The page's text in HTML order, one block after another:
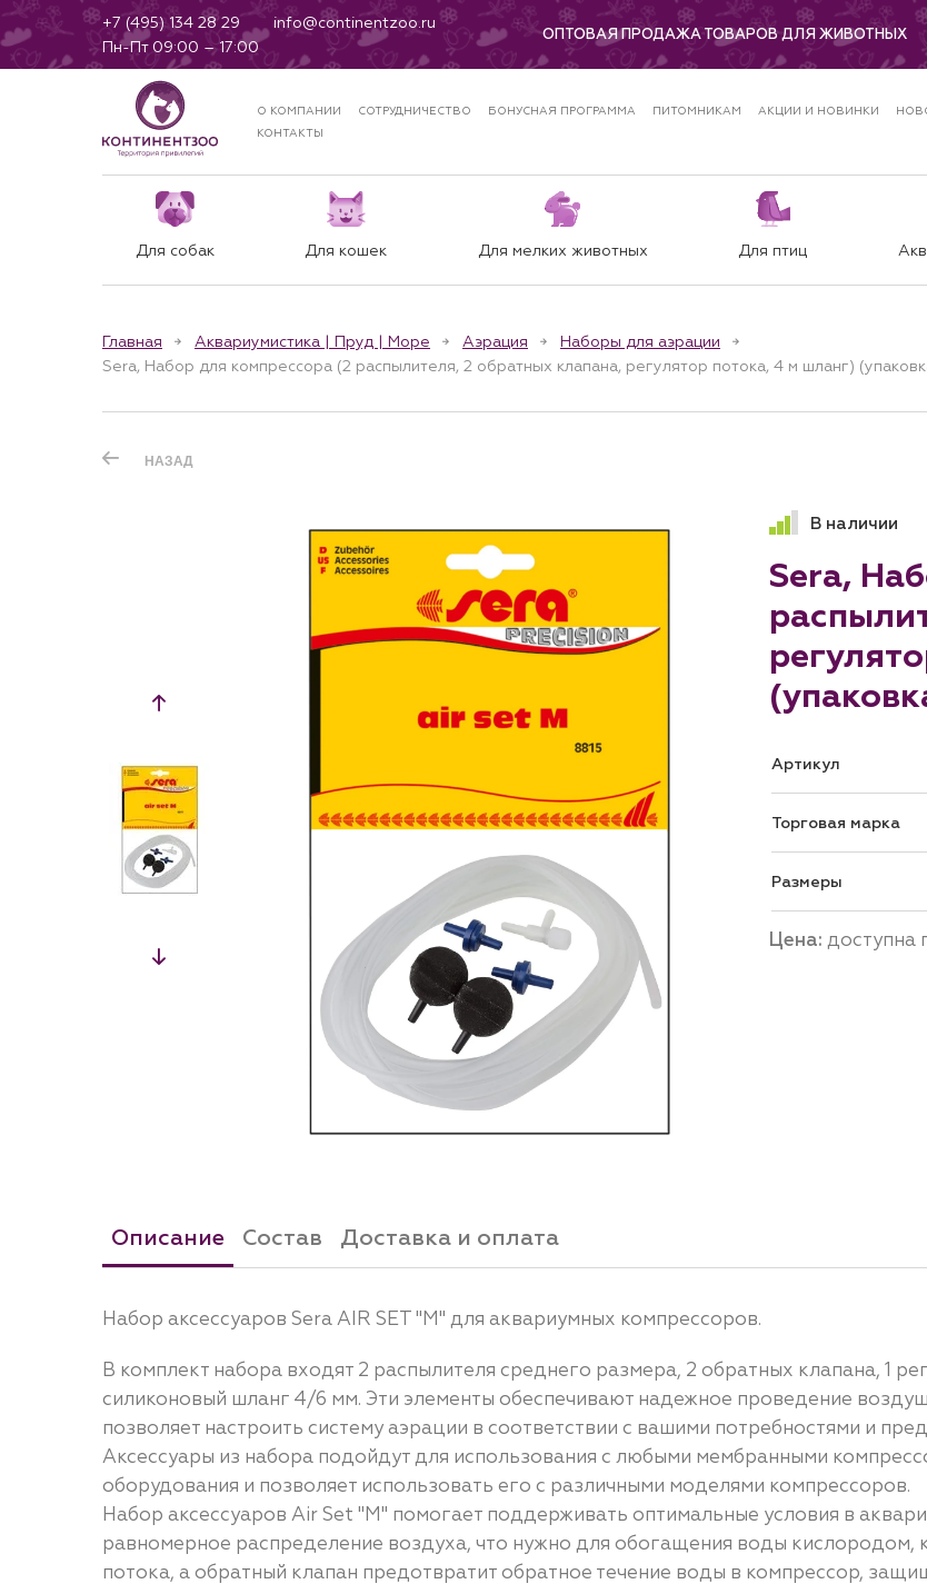
+7 (495) 134 28 29
info@continentzoo.ru
Пн-Пт 09:00 – 17:00
ОПТОВАЯ ПРОДАЖА ТОВАРОВ ДЛЯ ЖИВОТНЫХ
О КОМПАНИИ СОТРУДНИЧЕСТВО БОНУСНАЯ ПРОГРАММА ПИТОМНИКАМ АКЦИИ И НОВИНКИ
КОНТАКТЫ
Для собак Для кошек Для мелких животных Для птиц
Главная Аквариумистика | Пруд | Море Аэрация
Наборы для аэрации
Sera, Набор для компрессора (2 распылителя, 2 обратных клапана, регулятор потока, 4 м шланг)
НАЗАД
В наличии
Sera,
Артикул
Торговая марка
Размеры
Цена: доступна
Описание Состав Доставка и оплата
Набор аксессуаров Sera AIR SET "M" для аквариумных компрессоров.
В комплект набора входят 2 распылителя среднего размера, 2 обратных клапана, 1
силиконовый шланг 4/6 мм. Эти элементы обеспечивают надежное проведение
позволяет настроить систему аэрации в соответствии с вашими потребностями и
Аксессуары из набора подойдут для использования с любыми мембранными
оборудования и позволяет использовать его с различными моделями компрессоров.
Набор аксессуаров Air Set "M" помогает поддерживать оптимальные условия в
равномерное распределение воздуха, что нужно для обогащения воды кислородом,
потока, а обратный клапан предотвратит обратное течение воды в компрессор,